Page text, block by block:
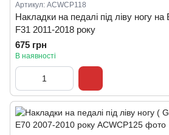
Артикул: ACWCP118
Накладки на педалі під ліву ногу
F31 2011-2018 року
675 грн
В наявності